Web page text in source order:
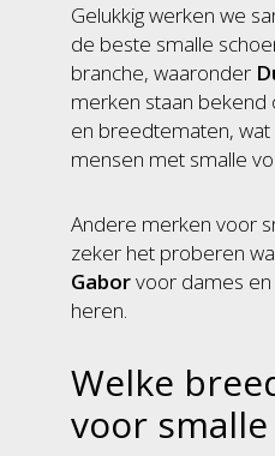
Gelukkig werken we
de beste smalle
branche, waaronder
merken staan bekend
en breedtematen,
mensen met smalle
Andere merken voor
zeker het proberen
Gaborvoor dames
heren.
Welke
voor